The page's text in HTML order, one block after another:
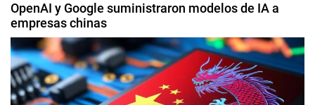
OpenAI y Google suministraron modelos de IA a
empresas chinas